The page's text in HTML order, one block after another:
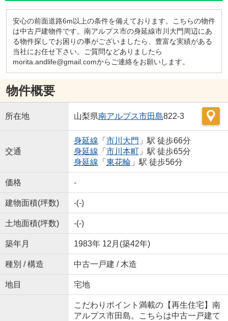
安心の前面道路6m以上の条件を備えております。こちらの物件
は中古戸建物件です。南アルプス市の身延線市川大門周辺にあ
る物件探しでお困りの事がございましたら、豊富な実績がある
当社にお任せ下さい。ご質問などありましたら
morita.andlife@gmail.comからご連絡をお願いします。
物件概要
所在地 山梨県南アルプス市田島822-3
交通
身延線 「 市川大門 」駅 徒歩66分
身延線 「 市川本町」駅 徒歩65分
身延線 「 東花輪」駅 徒歩56分
価格 -
建物面積(坪数) -(-)
土地面積(坪数) -(-)
築年月 1983年 12月(築42年)
種別 / 構造 中古一戸建 / 木造
地目 宅地
こだわりポイント満載の【再生住宅】南
アルプス市田島。こちらは中古一戸建て